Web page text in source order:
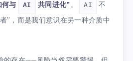
何与 AI 共同进化”。 AI
不
”，而是我们意识在另一种介质中